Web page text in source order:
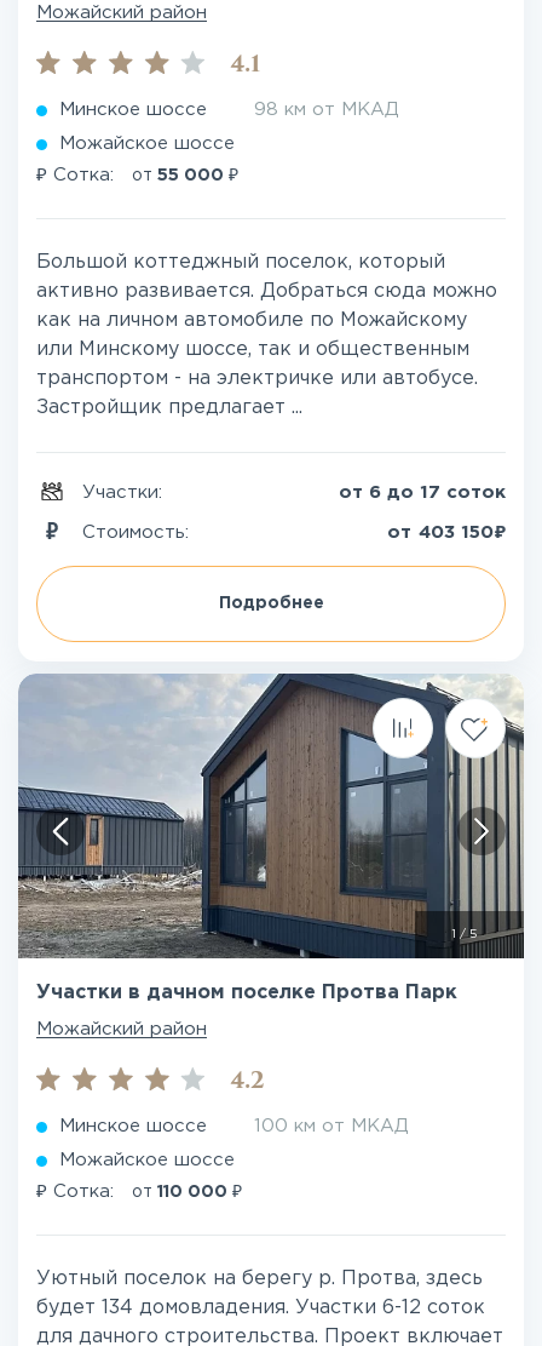
Можайский район
4.1
Минское шоссе 98 км от МКАД
Можайское шоссе
₽ Сотка: от 55 000 ₽
Большой коттеджный поселок, который
активно развивается. Добраться сюда можно
как на личном автомобиле по Можайскому
или Минскому шоссе, так и общественным
транспортом - на электричке или автобусе.
Застройщик предлагает ...
Участки: от 6 до 17 соток
Стоимость: от 403 150₽
Подробнее
/5
Участки в дачном поселке Протва Парк
Можайский район
4.2
Минское шоссе 100 км от МКАД
Можайское шоссе
₽ Сотка: от 110 000 ₽
Уютный поселок на берегу р. Протва, здесь
будет 134 домовладения. Участки 6-12 соток
для дачного строительства. Проект включает